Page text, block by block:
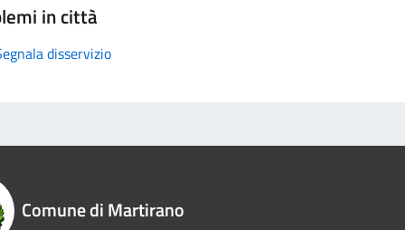
in città
disservizio
Comune di Martirano